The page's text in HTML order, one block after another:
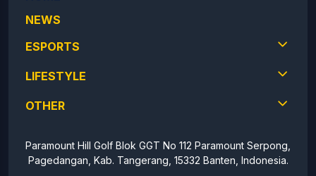
NEWS
ESPORTS
LIFESTYLE
OTHER
Paramount Hill Golf Blok GGT No 112 Paramount Serpong,
Pagedangan, Kab. Tangerang, 15332 Banten, Indonesia.